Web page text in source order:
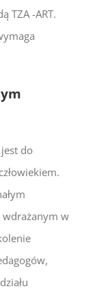
TZA -ART.
do
wdrażanym w